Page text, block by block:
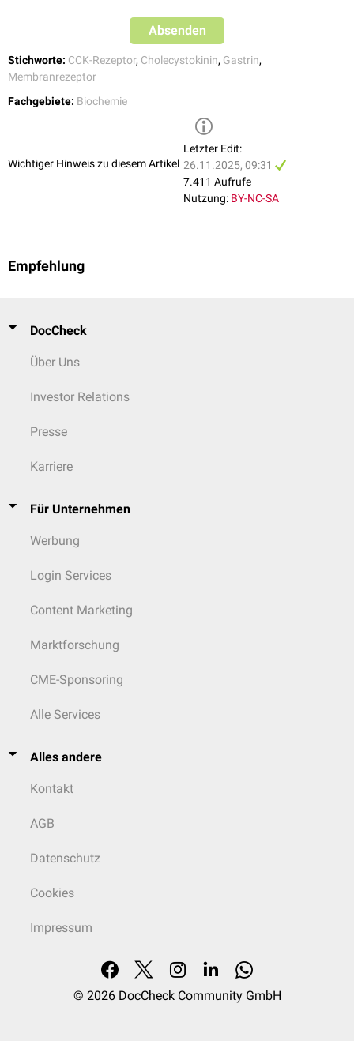
Absenden
Stichworte: CCK-Rezeptor, Cholecystokinin, Gastrin,
Membranrezeptor
Fachgebiete: Biochemie
Wichtiger Hinweis zu diesem Artikel
Letzter Edit:
26.11.2025, 09:31
7.411 Aufrufe
Nutzung: BY-NC-SA
Empfehlung
DocCheck
Über Uns
Investor Relations
Presse
Karriere
Für Unternehmen
Werbung
Login Services
Content Marketing
Marktforschung
CME-Sponsoring
Alle Services
Alles andere
Kontakt
AGB
Datenschutz
Cookies
Impressum
© 2026 DocCheck Community GmbH